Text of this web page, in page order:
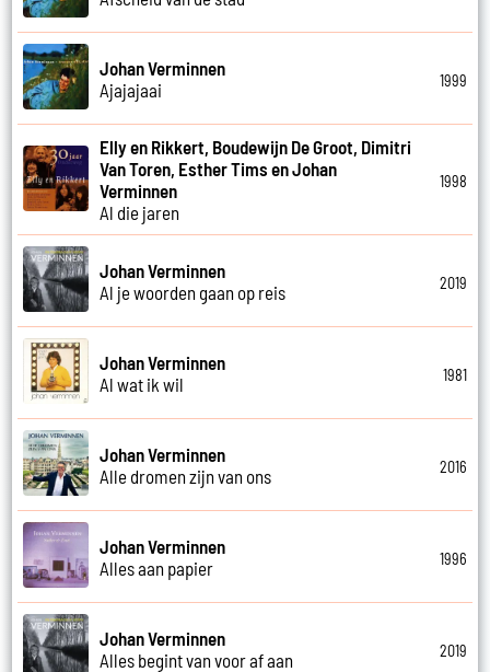
Johan Verminnen
Ajajajaai
1999
Elly en Rikkert, Boudewijn De Groot, Dimitri
Van Toren, Esther Tims en Johan
Verminnen
Al die jaren
1998
Johan Verminnen
Al je woorden gaan op reis
2019
Johan Verminnen
Al wat ik wil
1981
Johan Verminnen
Alle dromen zijn van ons
2016
Johan Verminnen
Alles aan papier
1996
Johan Verminnen
Alles begint van voor af aan
2019